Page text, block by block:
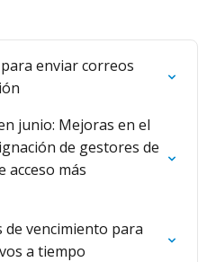
enviar correos
junio: Mejoras en el
de gestores de
acceso más
de vencimiento para
a tiempo